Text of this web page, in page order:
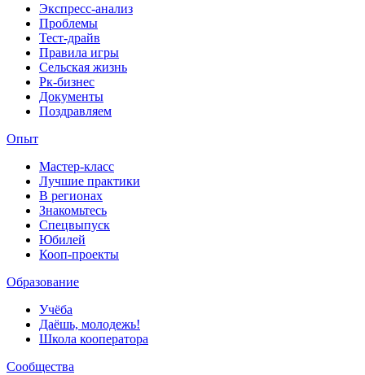
Экспресс-анализ
Проблемы
Тест-драйв
Правила игры
Сельская жизнь
Рк-бизнес
Документы
Поздравляем
Опыт
Мастер-класс
Лучшие практики
В регионах
Знакомьтесь
Спецвыпуск
Юбилей
Кооп-проекты
Образование
Учёба
Даёшь, молодежь!
Школа кооператора
Сообщества